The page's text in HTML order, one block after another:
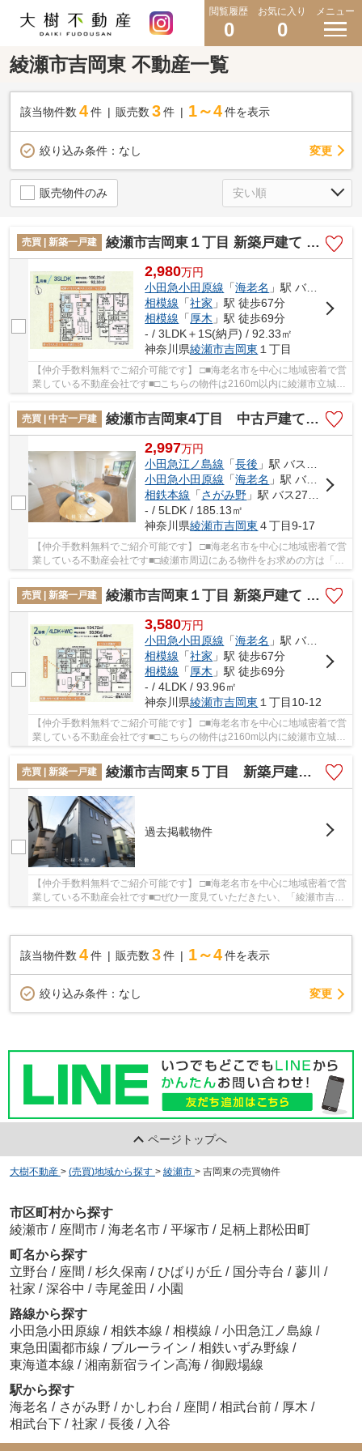
閲覧履歴
0
お気に入り
0
メニュー
綾瀬市吉岡東 不動産一覧
該当物件数 4件 販売数 3 件 1～4 件を表示
絞り込み条件： なし 変更
販売物件のみ
売買 | 新築一戸建 綾瀬市吉岡東１丁目 新築戸建て 全2棟【仲介手数料無料】
2,980万円
小田急小田原線 「海老名 」駅 バス16分 「堀ノ内」 停歩4分
相模線 「社家 」駅 徒歩67分
相模線 「厚木 」駅 徒歩69分
- / 3LDK＋1S(納戸) / 92.33㎡
神奈川県綾瀬市吉岡東 １丁目
【仲介手数料無料でご紹介可能です】 □■海老名市を中心に地域密着で営
業している不動産会社です■□こちらの物件は2160m以内に綾瀬市立城山
売買 | 中古一戸建
綾瀬市吉岡東4丁目 中古戸建て【仲介手数料無料】
2,997万円
小田急江ノ島線 「長後 」駅 バス18分 「芝原入口」 停歩1分
小田急小田原線 「海老名 」駅 バス32分 「吉岡芝原」 停歩9分
相鉄本線 「さがみ野 」駅 バス27分 「吉岡芝原」 停歩9分
- / 5LDK / 185.13㎡
神奈川県綾瀬市吉岡東 ４丁目9-17
【仲介手数料無料でご紹介可能です】 □■海老名市を中心に地域密着で営
業している不動産会社です■□綾瀬市周辺にある物件をお求めの方は「綾
売買 | 新築一戸建
綾瀬市吉岡東１丁目 新築戸建て 全2棟【仲介手数料無料】
3,580万円
小田急小田原線 「海老名 」駅 バス16分 「堀ノ内」 停歩4分
相模線 「社家 」駅 徒歩67分
相模線 「厚木 」駅 徒歩69分
- / 4LDK / 93.96㎡
神奈川県綾瀬市吉岡東 １丁目10-12
【仲介手数料無料でご紹介可能です】 □■海老名市を中心に地域密着で営
業している不動産会社です■□こちらの物件は2160m以内に綾瀬市立城山
売買 | 新築一戸建
綾瀬市吉岡東５丁目 新築戸建て 全１棟【仲介手数料無料】
過去掲載物件
【仲介手数料無料でご紹介可能です】 □■海老名市を中心に地域密着で営
業している不動産会社です■□ぜひ一度見ていただきたい、「綾瀬市吉岡
該当物件数 4件 販売数 3 件 1～4 件を表示
絞り込み条件： なし 変更
ページトップへ
大樹不動産 > (売買)地域から探す > 綾瀬市 > 吉岡東の売買物件
市区町村から探す
綾瀬市 / 座間市 / 海老名市 / 平塚市 / 足柄上郡松田町
町名から探す
立野台 / 座間 / 杉久保南 / ひばりが丘 / 国分寺台 / 蓼川 /
社家 / 深谷中 / 寺尾釜田 / 小園
路線から探す
小田急小田原線 / 相鉄本線 / 相模線 / 小田急江ノ島線 /
東急田園都市線 / ブルーライン / 相鉄いずみ野線 /
東海道本線 / 湘南新宿ライン高海 / 御殿場線
駅から探す
海老名 / さがみ野 / かしわ台 / 座間 / 相武台前 / 厚木 /
相武台下 / 社家 / 長後 / 入谷